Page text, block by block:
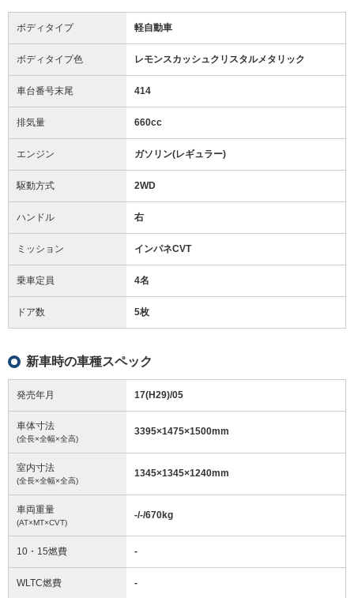
ボディタイプ 軽自動車
ボディタイプ色 レモンスカッシュクリスタルメタリック
車台番号末尾 414
排気量 660cc
エンジン ガソリン(レギュラー)
駆動方式 2WD
ハンドル 右
ミッション インパネCVT
乗車定員 4名
ドア数 5枚
新車時の車種スペック
発売年月 17(H29)/05
車体寸法
(全長×全幅×全高)
3395×1475×1500mm
室内寸法
(全長×全幅×全高)
1345×1345×1240mm
車両重量
(AT×MT×CVT)
-/-/670kg
10・15燃費 -
WLTC燃費 -